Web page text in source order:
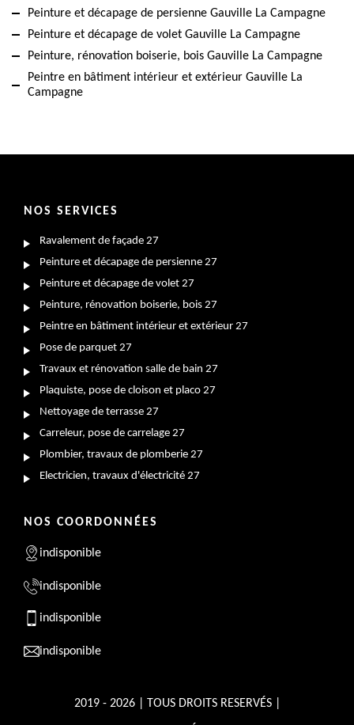
Peinture et décapage de persienne Gauville La Campagne
Peinture et décapage de volet Gauville La Campagne
Peinture, rénovation boiserie, bois Gauville La Campagne
Peintre en bâtiment intérieur et extérieur Gauville La
Campagne
NOS SERVICES
Ravalement de façade 27
Peinture et décapage de persienne 27
Peinture et décapage de volet 27
Peinture, rénovation boiserie, bois 27
Peintre en bâtiment intérieur et extérieur 27
Pose de parquet 27
Travaux et rénovation salle de bain 27
Plaquiste, pose de cloison et placo 27
Nettoyage de terrasse 27
Carreleur, pose de carrelage 27
Plombier, travaux de plomberie 27
Electricien, travaux d'électricité 27
NOS COORDONNÉES
indisponible
indisponible
indisponible
indisponible
2019 - 2026 | TOUS DROITS RESERVÉS |